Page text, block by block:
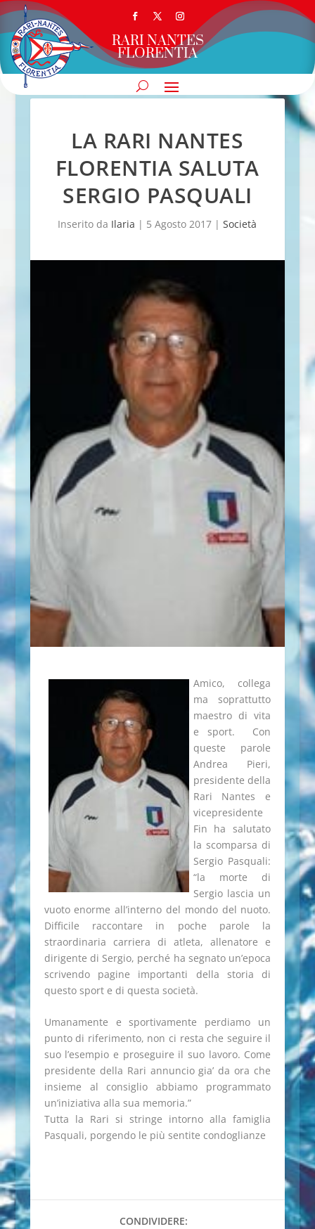
RARI NANTES
FLORENTIA
LA RARI NANTES
FLORENTIA SALUTA
SERGIO PASQUALI
Inserito da Ilaria | 5 Agosto 2017 |Società
Amico, collega
ma soprattutto
maestro di vita
e sport. Con
queste parole
Andrea Pieri,
presidente della
Rari Nantes e
vicepresidente
Fin ha salutato
la scomparsa di
Sergio Pasquali:
“la morte di
Sergio lascia un
vuoto enorme all’interno del mondo del nuoto.
Difficile raccontare in poche parole la
straordinaria carriera di atleta, allenatore e
dirigente di Sergio, perché ha segnato un’epoca
scrivendo pagine importanti della storia di
questo sport e di questa società.
Umanamente e sportivamente perdiamo un
punto di riferimento, non ci resta che seguire il
suo l’esempio e proseguire il suo lavoro. Come
presidente della Rari annuncio gia’ da ora che
insieme al consiglio abbiamo programmato
un’iniziativa alla sua memoria.”
Tutta la Rari si stringe intorno alla famiglia
Pasquali, porgendo le più sentite condoglianze
CONDIVIDERE: